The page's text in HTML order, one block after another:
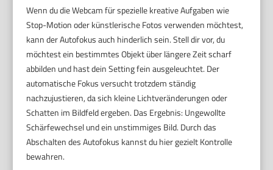
Wenn du die Webcam für spezielle kreative Aufgaben wie
Stop-Motion oder künstlerische Fotos verwenden möchtest,
kann der Autofokus auch hinderlich sein. Stell dir vor, du
möchtest ein bestimmtes Objekt über längere Zeit scharf
abbilden und hast dein Setting fein ausgeleuchtet. Der
automatische Fokus versucht trotzdem ständig
nachzujustieren, da sich kleine Lichtveränderungen oder
Schatten im Bildfeld ergeben. Das Ergebnis: Ungewollte
Schärfewechsel und ein unstimmiges Bild. Durch das
Abschalten des Autofokus kannst du hier gezielt Kontrolle
bewahren.